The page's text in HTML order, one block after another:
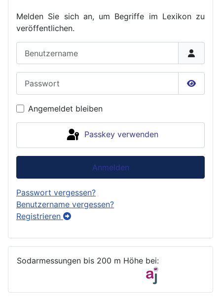
Melden Sie sich an, um Begriffe im Lexikon zu
veröffentlichen.
Angemeldet bleiben
Passkey verwenden
Anmelden
Passwort vergessen?
Benutzername vergessen?
Registrieren
Sodarmessungen bis 200 m Höhe bei: